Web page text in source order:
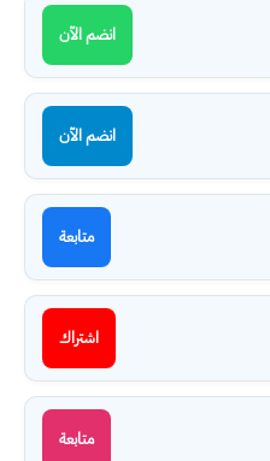
انضم الآن
انضم الآن
متابعة
اشتراك
متابعة